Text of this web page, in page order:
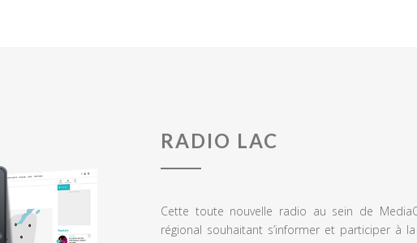
RADIO LAC
Cette toute nouvelle radio au sein de
régional souhaitant s’informer et participer à